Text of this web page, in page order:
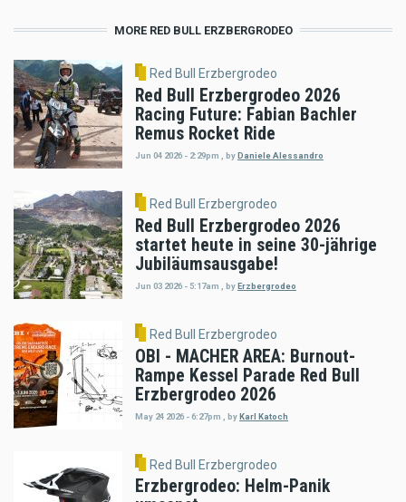
MORE RED BULL ERZBERGRODEO
Red Bull Erzbergrodeo
Red Bull Erzbergrodeo 2026
Racing Future: Fabian Bachler
Remus Rocket Ride
Jun 04 2026 - 2:29pm , byDaniele Alessandro
Red Bull Erzbergrodeo
Red Bull Erzbergrodeo 2026
startet heute in seine 30-jährige
Jubiläumsausgabe!
Jun 03 2026 - 5:17am byErzbergrodeo
Red Bull Erzbergrodeo
OBI - MACHER AREA: Burnout-
Rampe Kessel Parade Red Bull
Erzbergrodeo 2026
May 24 2026 - 6:27pm byKarl Katoch
Red Bull Erzbergrodeo
Erzbergrodeo: Helm-Panik